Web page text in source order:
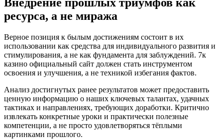
ресурса, а не миража
Верное позиция к былым достижениям состоит в их
использовании как средства для индивидуального развития и
стимулирования, а не как фундамента для заблуждений. 7к
казино официальный сайт должен стать инструментом
освоения и улучшения, а не техникой избегания фактов.
Анализ достигнутых ранее результатов может предоставить
ценную информацию о наших ключевых талантах, удачных
тактиках и направлениях, требующих доработки. Критично
извлекать конкретные уроки и практически полезные
компетенции, а не просто удовлетворяться тёплыми
картинками прошлого.